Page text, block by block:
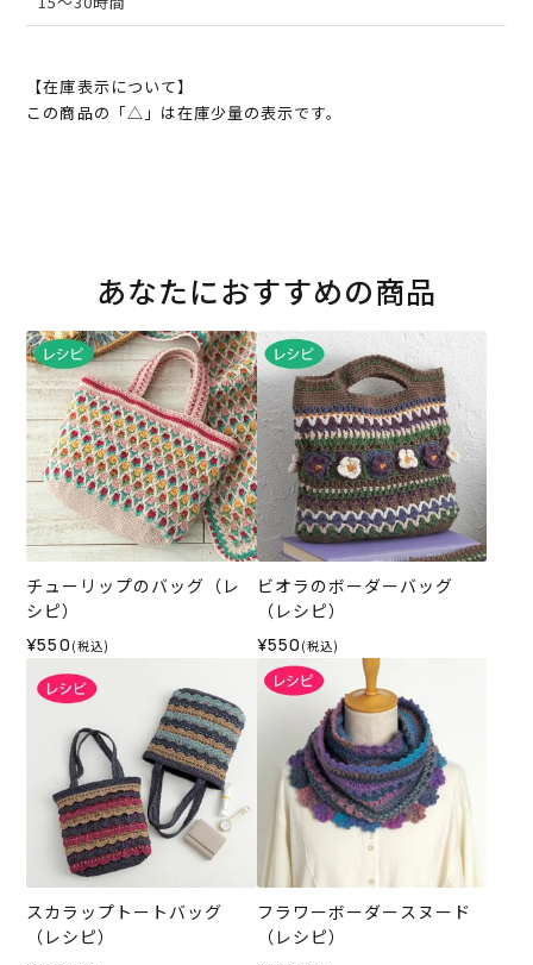
【在庫表示について】
この商品の「△」は在庫少量の表示です。
あなたにおすすめの商品
チューリップのバッグ（レ
シピ）
¥550 (税込)
ビオラのボーダーバッグ
（レシピ）
¥550 (税込)
スカラップトートバッグ
（レシピ）
フラワーボーダースヌード
（レシピ）